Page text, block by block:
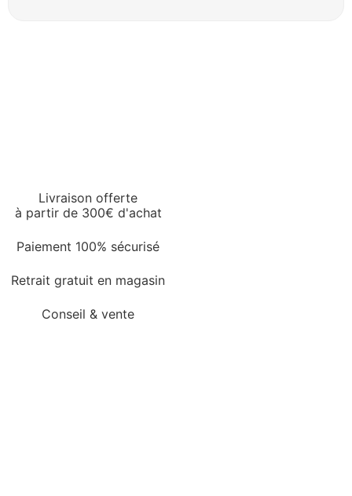
Livraison offerte
à partir de 300€ d'achat
Paiement 100% sécurisé
Retrait gratuit en magasin
Conseil & vente